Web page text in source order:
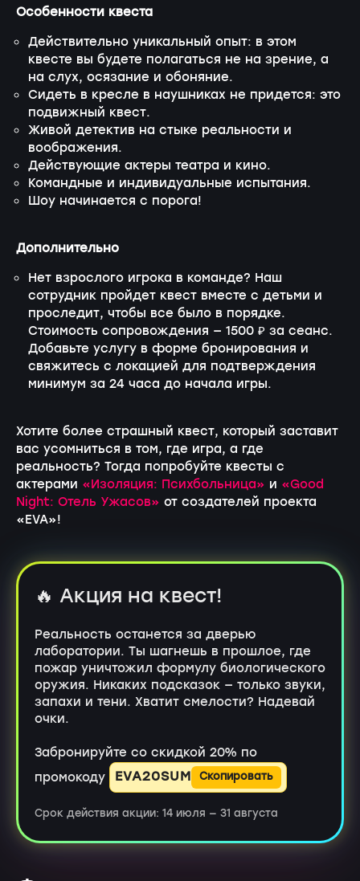
Особенности квеста
Действительно уникальный опыт: в этом
квесте вы будете полагаться не на зрение, а
на слух, осязание и обоняние.
Сидеть в кресле в наушниках не придется: это
подвижный квест.
Живой детектив на стыке реальности и
воображения.
Действующие актеры театра и кино.
Командные и индивидуальные испытания.
Шоу начинается с порога!
Дополнительно
Нет взрослого игрока в команде? Наш
сотрудник пройдет квест вместе с детьми и
проследит, чтобы все было в порядке.
Стоимость сопровождения — 1500 ₽ за сеанс.
Добавьте услугу в форме бронирования и
свяжитесь с локацией для подтверждения
минимум за 24 часа до начала игры.
Хотите более страшный квест, который заставит
вас усомниться в том, где игра, а где
реальность? Тогда попробуйте квесты с
актерами «Изоляция: Психбольница» и «Good
Night: Отель Ужасов» от создателей проекта
«EVA»!
🔥 Акция на квест!
Реальность останется за дверью
лаборатории. Ты шагнешь в прошлое, где
пожар уничтожил формулу биологического
оружия. Никаких подсказок — только звуки,
запахи и тени. Хватит смелости? Надевай
очки.
Забронируйте со скидкой 20% по
промокоду EVA20SUM Скопировать
Срок действия акции: 14 июля — 31 августа